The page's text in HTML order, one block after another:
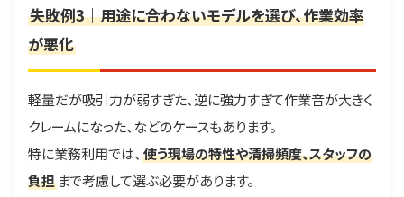
失敗例3｜用途に合わないモデルを選び、作業効率
が悪化
軽量だが吸引力が弱すぎた、逆に強力すぎて作業音が大きく
クレームになった、などのケースもあります。
特に業務利用では、 使う現場の特性や清掃頻度、スタッフの
負担 まで考慮して選ぶ必要があります。